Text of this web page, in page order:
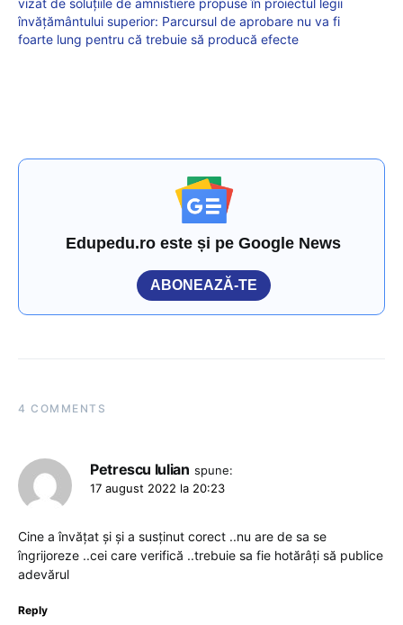
vizat de soluțiile de amnistiere propuse în proiectul legii
învățământului superior: Parcursul de aprobare nu va fi
foarte lung pentru că trebuie să producă efecte
Edupedu.ro este și pe Google News
ABONEAZĂ-TE
4 COMMENTS
Petrescu Iulian spune:
17 august 2022 la 20:23
Cine a învățat și și a susținut corect ..nu are de sa se
îngrijoreze ..cei care verifică ..trebuie sa fie hotărâți să publice
adevărul
Reply